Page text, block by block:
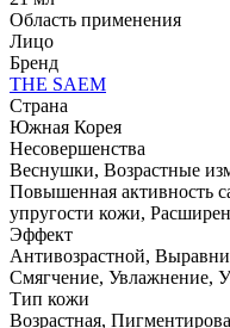
Область применения
Лицо
Бренд
THE SAEM
Страна
Южная Корея
Несовершенства
Веснушки, Возрастные
Повышенная активность
упругости кожи,
Эффект
Антивозрастной,
Смягчение, Увлажнение,
Тип кожи
Возрастная,